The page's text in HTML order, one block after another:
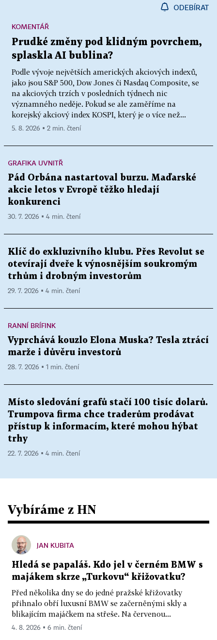
ODEBÍRAT
Prudké změny pod klidným povrchem,
splaskla AI bublina?
Podle vývoje největších amerických akciových indexů,
jako jsou S&P 500, Dow Jones či Nasdaq Composite, se
na akciových trzích v posledních týdnech nic
významného neděje. Pokud se ale zaměříme na
korejský akciový index KOSPI, který je o více než...
KOMENTÁŘ
5. 8. 2026 ▪ 2 min. čtení
GRAFIKA UVNITŘ
Pád Orbána nastartoval burzu. Maďarské
akcie letos v Evropě těžko hledají
konkurenci
30. 7. 2026 ▪ 4 min. čtení
Klíč do exkluzivního klubu. Přes Revolut se
otevírají dveře k výnosnějším soukromým
trhům i drobným investorům
29. 7. 2026 ▪ 4 min. čtení
RANNÍ BRÍFINK
Vyprchává kouzlo Elona Muska? Tesla ztrácí
marže i důvěru investorů
28. 7. 2026 ▪ 1 min. čtení
Místo sledování grafů stačí 100 tisíc dolarů.
Trumpova firma chce traderům prodávat
přístup k informacím, které mohou hýbat
trhy
22. 7. 2026 ▪ 4 min. čtení
Vybíráme z HN
JAN KUBITA
Hledá se papaláš. Kdo jel v černém BMW s
majákem skrze „Turkovu“ křižovatku?
Před několika dny se do jedné pražské křižovatky
přihnalo obří luxusní BMW se začerněnými skly a
blikajícím majáčkem na střeše. Na červenou...
4. 8. 2026 ▪ 6 min. čtení